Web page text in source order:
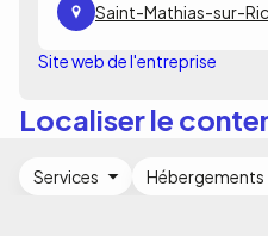
Saint-Mathias-sur-
Site web de l'entreprise
Localiser le
Services Hébergements